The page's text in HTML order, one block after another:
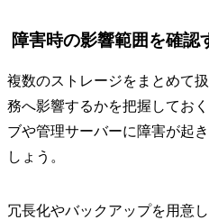
障害時の影響範囲を確認
複数のストレージをまとめて
務へ影響するかを把握してお
ブや管理サーバーに障害が起
しょう。
冗長化やバックアップを用意